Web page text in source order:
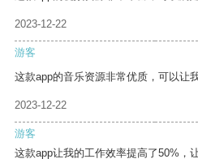
2023-12-22
游客
这款app的音乐资源非常优质，可以让
2023-12-22
游客
这款app让我的工作效率提高了50%，